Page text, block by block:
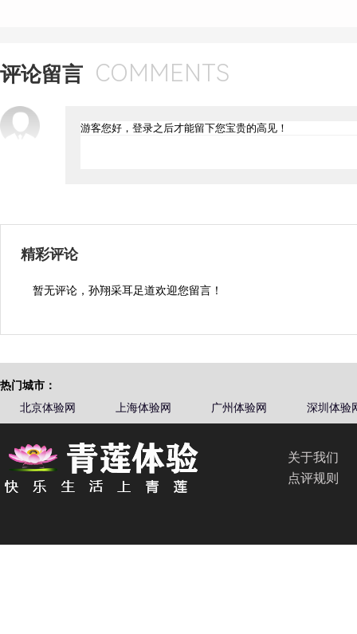
评论留言 COMMENTS
精彩评论
暂无评论，孙翔采耳足道欢迎您留言！
热门城市：
北京体验网
上海体验网 广州体验网 深圳体验
关于我们
点评规则